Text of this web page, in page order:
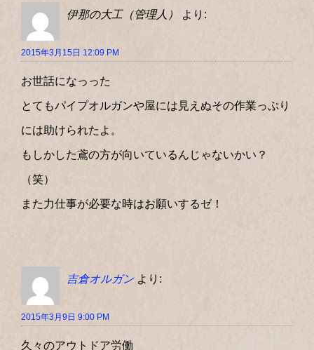
伊那の大工（管理人） より:
2015年3月15日 12:09 PM
お世話になっった
とてもパイプオルガンや屋には見えぬその作業っぷり
には助けられたよ。
もしかした鳶の方が向いているんじゃないかい？
（笑）
また力仕事が必要な時はお願いするゼ！
吉倉オルガン より:
2015年3月9日 9:00 PM
久々のアウトドア労働